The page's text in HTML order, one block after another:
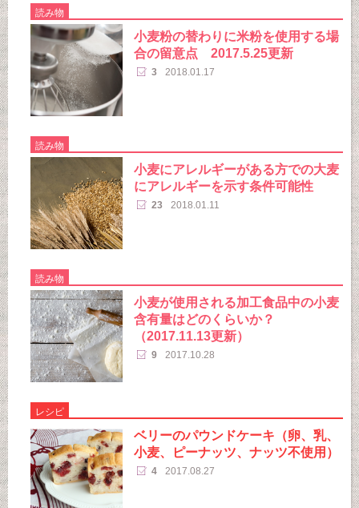
読み物
小麦粉の替わりに米粉を使用する場
合の留意点 2017.5.25更新
3 2018.01.17
読み物
小麦にアレルギーがある方での大麦
にアレルギーを示す条件可能性
23 2018.01.11
読み物
小麦が使用される加工食品中の小麦
含有量はどのくらいか？
（2017.11.13更新）
9 2017.10.28
レシピ
ベリーのパウンドケーキ（卵、乳、
小麦、ピーナッツ、ナッツ不使用）
4 2017.08.27